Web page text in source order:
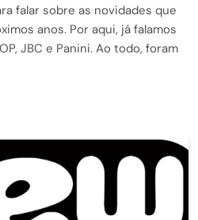
falar sobre as novidades que
anos. Por aqui, já falamos
JBC e Panini. Ao todo, foram